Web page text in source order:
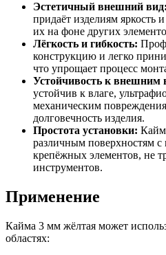
Эстетичный внешний вид:
придаёт изделиям яркость
их на фоне других
Лёгкость и гибкость:
конструкцию и легко
что упрощает процесс
Устойчивость к внешним
устойчив к влаге,
механическим
долговечность изделия.
Простота установки:
различным поверхностям
крепёжных элементов, не
инструментов.
Применение
Кайма 3 мм жёлтая может
областях: